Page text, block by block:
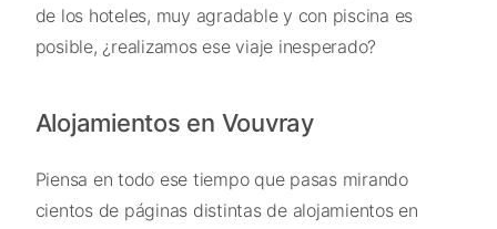
de los hoteles, muy agradable y con piscina es
posible, ¿realizamos ese viaje inesperado?
Alojamientos en Vouvray
Piensa en todo ese tiempo que pasas mirando
cientos de páginas distintas de alojamientos en